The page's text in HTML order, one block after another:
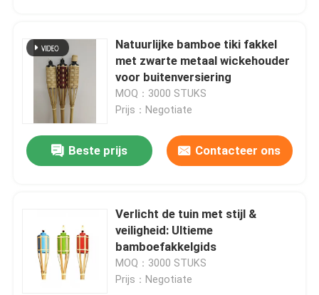
Natuurlijke bamboe tiki fakkel
met zwarte metaal wickehouder
voor buitenversiering
MOQ：3000 STUKS
Prijs：Negotiate
Beste prijs Contacteer ons
Verlicht de tuin met stijl &
veiligheid: Ultieme
bamboefakkelgids
MOQ：3000 STUKS
Prijs：Negotiate